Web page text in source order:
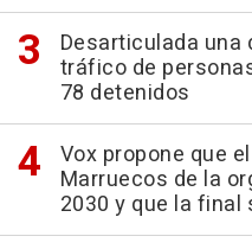
Desarticulada una
tráfico de
78 detenidos
Vox propone que
Marruecos de la
2030 y que la final